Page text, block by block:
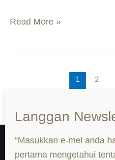
Read More »
1 2
Langgan
“Masukkan e-mel anda
pertama mengetahui